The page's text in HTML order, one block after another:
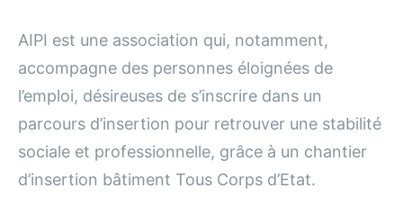
AIPI est une association qui, notamment,
accompagne des personnes éloignées de
l’emploi, désireuses de s’inscrire dans un
parcours d’insertion pour retrouver une stabilité
sociale et professionnelle, grâce à un chantier
d’insertion bâtiment Tous Corps d’Etat.